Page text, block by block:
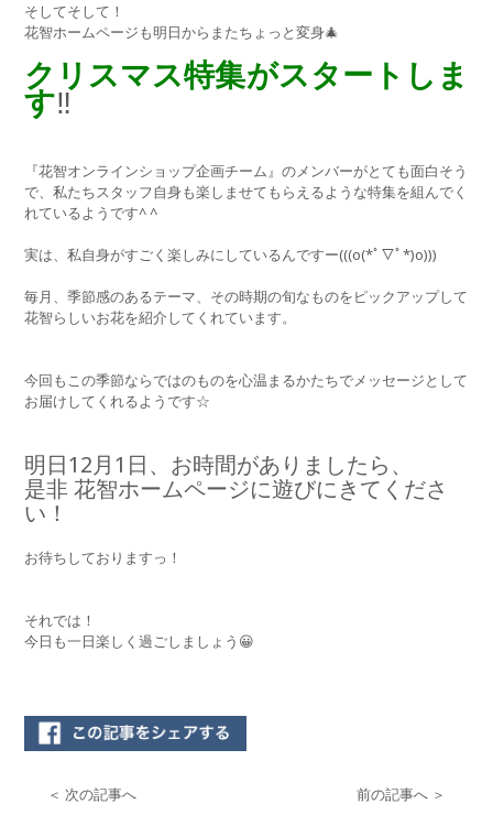
そしてそして！
花智ホームページも明日からまたちょっと変身🎄
クリスマス特集がスタートしま
す‼️
『花智オンラインショップ企画チーム』のメンバーがとても面白そう
で、私たちスタッフ自身も楽しませてもらえるような特集を組んでく
れているようです^ ^
実は、私自身がすごく楽しみにしているんですー(((o(*ﾟ▽ﾟ*)o)))
毎月、季節感のあるテーマ、その時期の旬なものをピックアップして
花智らしいお花を紹介してくれています。
今回もこの季節ならではのものを心温まるかたちでメッセージとして
お届けしてくれるようです☆
明日12月1日、お時間がありましたら、
是非 花智ホームページに遊びにきてくださ
い！
お待ちしておりますっ！
それでは！
今日も一日楽しく過ごしましょう😀
＜ 次の記事へ 前の記事へ ＞